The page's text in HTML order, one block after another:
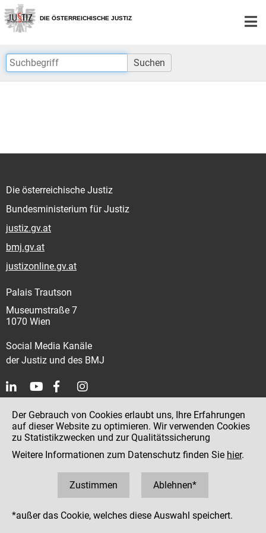
Zur
Hauptnavigation
[1]
Zum
Inhalt
[2]
DIE ÖSTERREICHISCHE JUSTIZ
Suchen
Die österreichische Justiz
Bundesministerium für Justiz
justiz.gv.at
bmj.gv.at
justizonline.gv.at
Palais Trautson
Museumstraße 7
1070 Wien
Social Media Kanäle
der Justiz und des BMJ
Impressum
Datenschutz
Barrierefreiheit
Hinweisgeber:innenplattform (für Mitarbeiter:innen)
Der Gebrauch von Cookies erlaubt uns, Ihre Erfahrungen
auf dieser Website zu optimieren. Wir verwenden Cookies
zu Statistikzwecken und zur Qualitätssicherung
Weitere Informationen zum Datenschutz finden Sie hier.
Zustimmen Ablehnen*
*außer das Cookie, welches diese Auswahl speichert.